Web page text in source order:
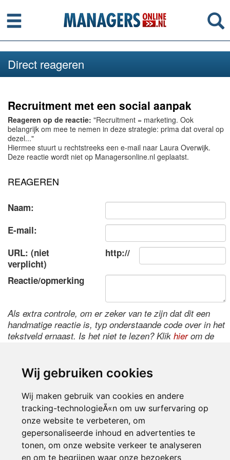
Wij gebruiken cookies
Wij maken gebruik van cookies en andere
tracking-technologieÃ«n om uw surfervaring op
onze website te verbeteren, om
gepersonaliseerde inhoud en advertenties te
tonen, om onze website verkeer te analyseren
en om te begrijpen waar onze bezoekers
Menu
Direct reageren
Recruitment met een social aanpak
Reageren op de reactie: "Recruitment = marketing. Ook
belangrijk om mee te nemen in deze strategie: prima dat overal op
dezel..."
Hiermee stuurt u rechtstreeks een e-mail naar Laura Overwijk.
Deze reactie wordt niet op Managersonline.nl geplaatst.
REAGEREN
Naam:
E-mail:
URL: (niet
verplicht)
http://
Reactie/opmerking
Als extra controle, om er zeker van te zijn dat dit een
handmatige reactie is, typ onderstaande code over in het
tekstveld ernaast. Is het niet te lezen? Klik hierom de